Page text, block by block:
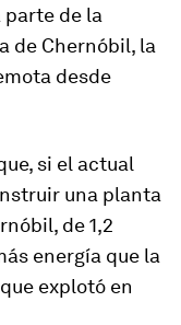
parte de la
de Chernóbil, la
desde
si el actual
una planta
de 1,2
energía que la
explotó en